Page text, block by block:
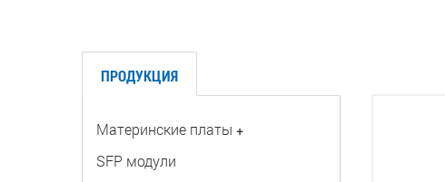
ПРОДУКЦИЯ
Материнские платы +
SFP модули